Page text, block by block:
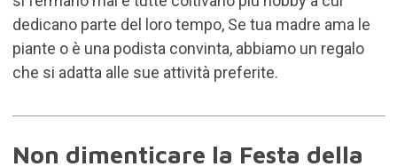
dedicano parte del loro tempo, Se tua madre ama le
piante o è una podista convinta, abbiamo un regalo
che si adatta alle sue attività preferite.
Non dimenticare la Festa della